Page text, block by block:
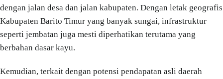
dengan jalan desa dan jalan kabupaten. Dengan letak geografis
Kabupaten Barito Timur yang banyak sungai, infrastruktur
seperti jembatan juga mesti diperhatikan terutama yang
berbahan dasar kayu.
Kemudian, terkait dengan potensi pendapatan asli daerah